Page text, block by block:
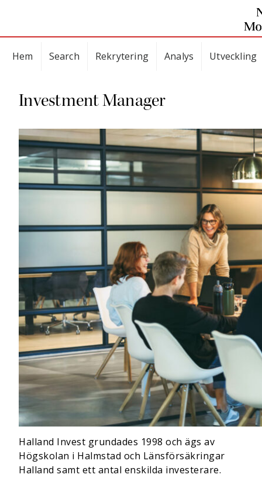
Hem Search Rekrytering Analys Utveckling
Investment Manager
Halland Invest grundades 1998 och ägs av
Högskolan i Halmstad och Länsförsäkringar
Halland samt ett antal enskilda investerare.